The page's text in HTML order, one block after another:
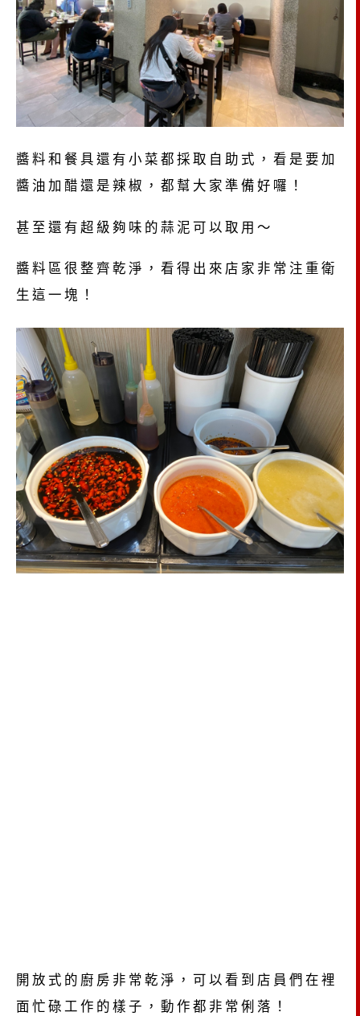
醬料和餐具還有小菜都採取自助式，看是要加
醬油加醋還是辣椒，都幫大家準備好囉！
甚至還有超級夠味的蒜泥可以取用～
醬料區很整齊乾淨，看得出來店家非常注重衛
生這一塊！
開放式的廚房非常乾淨，可以看到店員們在裡
面忙碌工作的樣子，動作都非常俐落！